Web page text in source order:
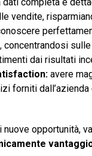
vendite,
dai risultati
avere
forniti
opportunità,